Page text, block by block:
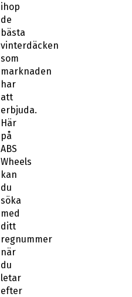
ihop
de
bästa
vinterdäcken
som
marknaden
har
att
erbjuda.
Här
på
ABS
Wheels
kan
du
söka
med
ditt
regnummer
när
du
letar
efter